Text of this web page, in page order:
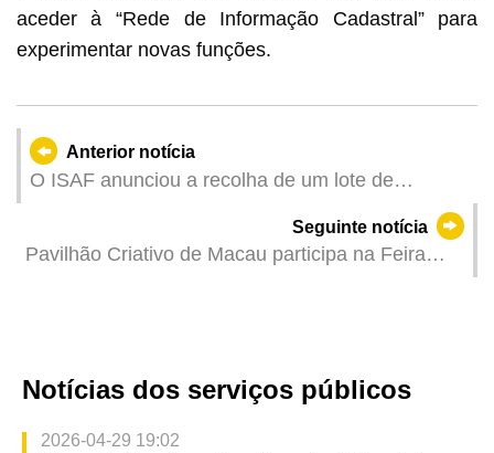
aceder à “Rede de Informação Cadastral” para
experimentar novas funções.
Anterior notícia
O ISAF anunciou a recolha de um lote de
Seguinte notícia
Pavilhão Criativo de Macau participa na Feira
Notícias dos serviços públicos
2026-04-29 19:02